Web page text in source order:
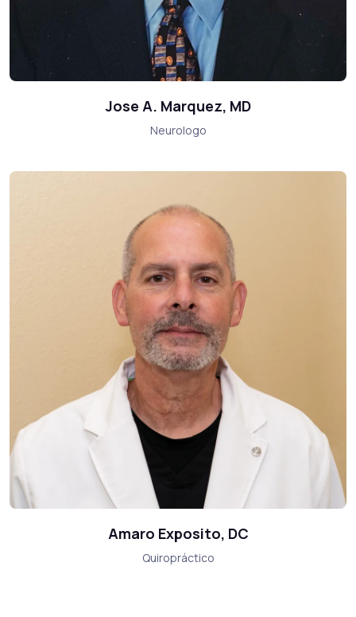
Jose A. Marquez, MD
Neurologo
Amaro Exposito, DC
Quiropráctico